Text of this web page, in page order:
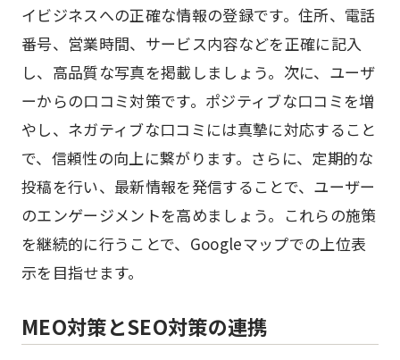
イビジネスへの正確な情報の登録です。住所、電話
番号、営業時間、サービス内容などを正確に記入
し、高品質な写真を掲載しましょう。次に、ユーザ
ーからの口コミ対策です。ポジティブな口コミを増
やし、ネガティブな口コミには真摯に対応すること
で、信頼性の向上に繋がります。さらに、定期的な
投稿を行い、最新情報を発信することで、ユーザー
のエンゲージメントを高めましょう。これらの施策
を継続的に行うことで、Googleマップでの上位表
示を目指せます。
MEO対策とSEO対策の連携